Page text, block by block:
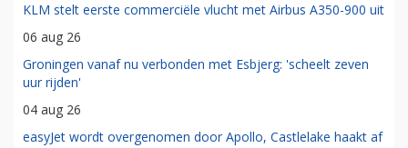
KLM stelt eerste commerciële vlucht met Airbus A350-900 uit
06 aug 26
Groningen vanaf nu verbonden met Esbjerg: 'scheelt zeven
uur rijden'
04 aug 26
easyJet wordt overgenomen door Apollo, Castlelake haakt af